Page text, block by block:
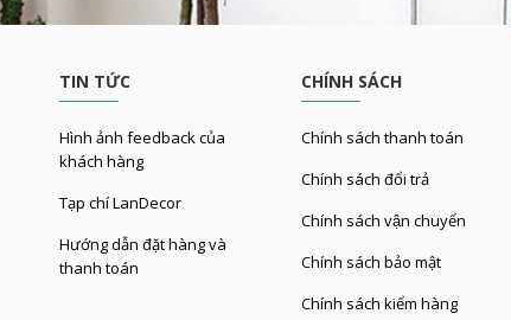
TIN TỨC
Hình ảnh feedback của
khách hàng
Tạp chí LanDecor
Hướng dẫn đặt hàng và
thanh toán
CHÍNH SÁCH
Chính sách thanh toán
Chính sách đổi trả
Chính sách vận chuyển
Chính sách bảo mật
Chính sách kiểm hàng